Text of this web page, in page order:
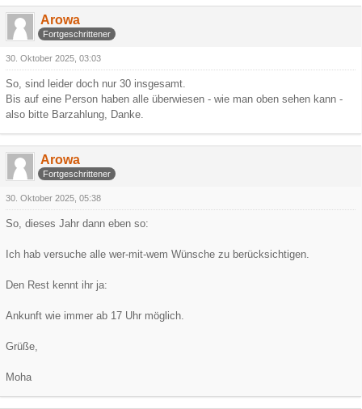
Arowa
Fortgeschrittener
30. Oktober 2025, 03:03
So, sind leider doch nur 30 insgesamt.
Bis auf eine Person haben alle überwiesen - wie man oben sehen kann -
also bitte Barzahlung, Danke.
Arowa
Fortgeschrittener
30. Oktober 2025, 05:38
So, dieses Jahr dann eben so:
Ich hab versuche alle wer-mit-wem Wünsche zu berücksichtigen.
Den Rest kennt ihr ja:
Ankunft wie immer ab 17 Uhr möglich.
Grüße,
Moha